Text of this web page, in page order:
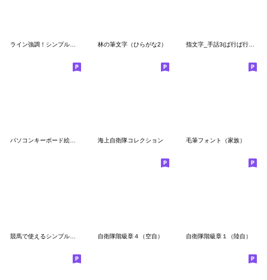
林の筆文字（ひらがな2） 指文字_手話3(ば行ぱ行_アルファベット）
海上自衛隊コレクション 毛筆フォント（家族）
競馬で使えるシンプル絵文字① 自衛隊階級章４（空自） 自衛隊階級章１（陸自）